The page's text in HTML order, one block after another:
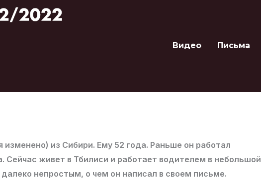
Видео Письма
из Сибири. Ему 52 года. Раньше он работал
Сейчас живет в Тбилиси и работает водителем в небольшой
непростым, о чем он написал в своем письме.